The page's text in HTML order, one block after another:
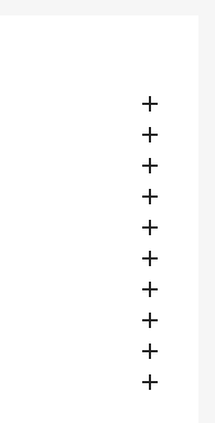









